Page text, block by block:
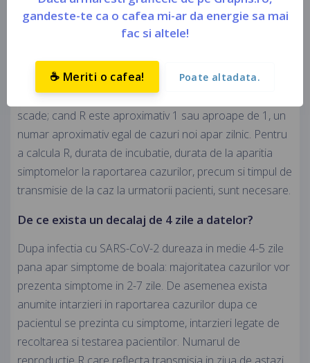
Ce reprezinta "Numarul de reproductie R"?
Numarul de reproductie R reprezinta numarul mediu de
pacienti infectati de la un singur caz. Cand R este peste
1 epidemia creste, iar cand R este sub 1 epidemia
scade; cand R este aproximativ 1 sau aproape de 1, un
numar aproximativ egal de cazuri noi apar zilnic. Pentru
a calcula R, durata de incubatie, durata de la aparitia
simptomelor la raportarea cazurilor, precum si timpul de
transmisie de la caz la urmatorii pacienti, sunt necesare.
De ce exista un decalaj de 4 zile a datelor?
Dupa infectia cu SARS-CoV-2 dureaza in medie 4-5 zile
pana apar simptome de boala: majoritatea cazurilor vor
prezenta simptome in 2-7 zile. De asemenea exista
anumite intarzieri in raportarea cazurilor dupa ce
pacientul se prezinta cu simptome, intarzieri legate de
recoltarea si testarea pacientilor. Numarul de
gandeste-te ca o cafea mi-ar da energie sa mai
fac si altele!
☕ Meriti o cafea! Poate altadata.